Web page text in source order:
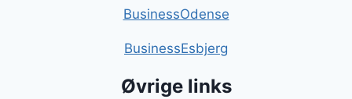
BusinessOdense
BusinessEsbjerg
Øvrige links